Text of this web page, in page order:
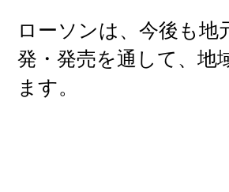
ローソンは、今後も地
発・発売を通して、地
ます。